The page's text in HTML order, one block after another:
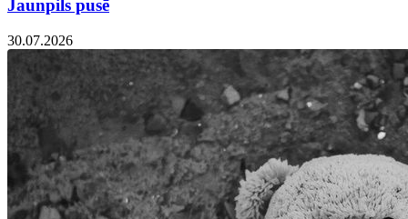
Jaunpils pusē
30.07.2026